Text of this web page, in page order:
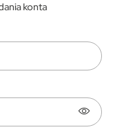
konta